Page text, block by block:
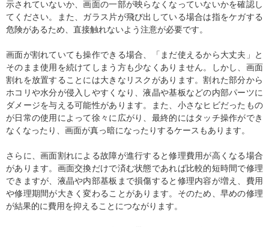
示されていないか、画面の一部が映らなくなっていないかを確認し
てください。また、ガラス片が飛び出している場合は指をケガする
危険があるため、直接触れないよう注意が必要です。
画面が割れていても操作できる場合、「まだ使えるから大丈夫」と
そのまま使用を続けてしまう方も少なくありません。しかし、画面
割れを放置することには大きなリスクがあります。割れた部分から
ホコリや水分が侵入しやすくなり、液晶や基板などの内部パーツに
ダメージを与える可能性があります。また、小さなヒビだったもの
が日常の使用によって徐々に広がり、最終的にはタッチ操作ができ
なくなったり、画面が真っ暗になったりするケースもあります。
さらに、画面割れによる故障が進行すると修理費用が高くなる場合
があります。画面交換だけで済む状態であれば比較的短時間で修理
できますが、液晶や内部基板まで損傷すると修理内容が増え、費用
や修理期間が大きく変わることがあります。そのため、早めの修理
が結果的に費用を抑えることにつながります。